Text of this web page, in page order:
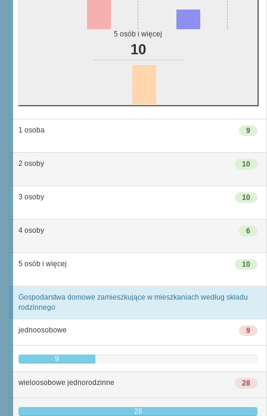
5 osób i więcej
10
9
1 osoba
10
2 osoby
10
3 osoby
6
4 osoby
10
5 osób i więcej
Gospodarstwa domowe zamieszkujące w mieszkaniach według składu
rodzinnego
9
jednoosobowe
9
28
wieloosobowe jednorodzinne
28